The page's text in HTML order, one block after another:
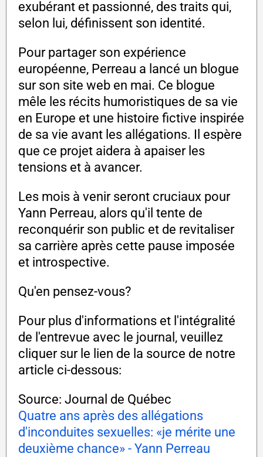
exubérant et passionné, des traits qui,
selon lui, définissent son identité.
Pour partager son expérience
européenne, Perreau a lancé un blogue
sur son site web en mai. Ce blogue
mêle les récits humoristiques de sa vie
en Europe et une histoire fictive inspirée
de sa vie avant les allégations. Il espère
que ce projet aidera à apaiser les
tensions et à avancer.
Les mois à venir seront cruciaux pour
Yann Perreau, alors qu'il tente de
reconquérir son public et de revitaliser
sa carrière après cette pause imposée
et introspective.
Qu'en pensez-vous?
Pour plus d'informations et l'intégralité
de l'entrevue avec le journal, veuillez
cliquer sur le lien de la source de notre
article ci-dessous:
Source: Journal de Québec
Quatre ans après des allégations
d'inconduites sexuelles: «je mérite une
deuxième chance» - Yann Perreau